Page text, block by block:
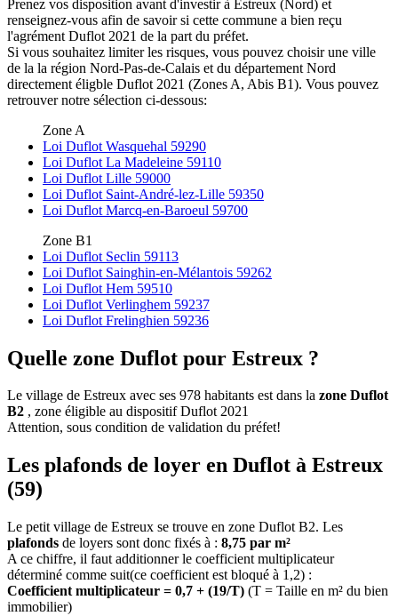
Prenez vos disposition avant d'investir à Estreux (Nord) et
renseignez-vous afin de savoir si cette commune a bien reçu
l'agrément Duflot 2021 de la part du préfet.
Si vous souhaitez limiter les risques, vous pouvez choisir une ville
de la la région Nord-Pas-de-Calais et du département Nord
directement éligble Duflot 2021 (Zones A, Abis B1). Vous pouvez
retrouver notre sélection ci-dessous:
Zone A
Loi Duflot Wasquehal 59290
Loi Duflot La Madeleine 59110
Loi Duflot Lille 59000
Loi Duflot Saint-André-lez-Lille 59350
Loi Duflot Marcq-en-Baroeul 59700
Zone B1
Loi Duflot Seclin 59113
Loi Duflot Sainghin-en-Mélantois 59262
Loi Duflot Hem 59510
Loi Duflot Verlinghem 59237
Loi Duflot Frelinghien 59236
Quelle zone Duflot pour Estreux ?
Le village de Estreux avec ses 978 habitants est dans la zone Duflot
B2 , zone éligible au dispositif Duflot 2021
Attention, sous condition de validation du préfet!
Les plafonds de loyer en Duflot à Estreux
(59)
Le petit village de Estreux se trouve en zone Duflot B2. Les
plafonds de loyers sont donc fixés à : 8,75 par m²
A ce chiffre, il faut additionner le coefficient multiplicateur
déterminé comme suit(ce coefficient est bloqué à 1,2) :
Coefficient multiplicateur = 0,7 + (19/T) (T = Taille en m² du bien
immobilier)